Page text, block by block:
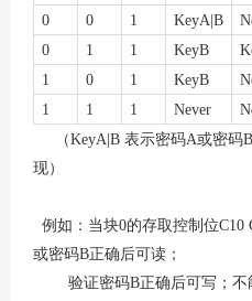
0
0 1 KeyA|B
0
1 1 KeyB
1
0 1 KeyB
1
1 1 Never
（KeyA|B 表示密码A或密码B
现）
例如：当块0的存取控制位C10
或密码B正确后可读；
验证密码B正确后可写；不